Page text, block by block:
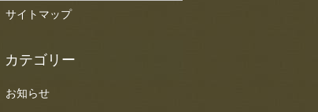
サイトマップ
お知らせ